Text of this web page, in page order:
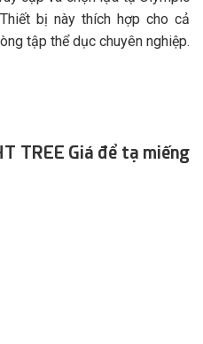
bị này thích hợp cho cả
tập thể dục chuyên nghiệp.
TREE Giá để tạ miếng